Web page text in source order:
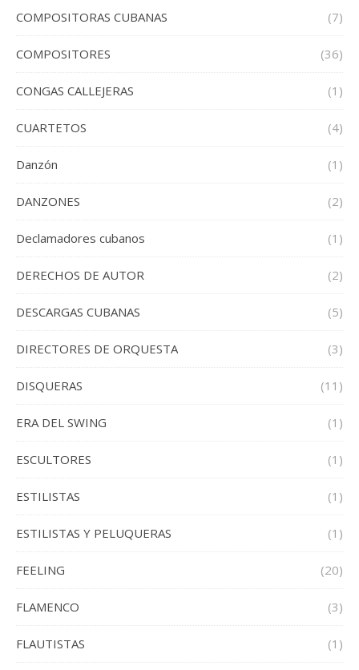
COMPOSITORAS CUBANAS (7)
COMPOSITORES (36)
CONGAS CALLEJERAS (1)
CUARTETOS (4)
Danzón (1)
DANZONES (2)
Declamadores cubanos (1)
DERECHOS DE AUTOR (2)
DESCARGAS CUBANAS (5)
DIRECTORES DE ORQUESTA (3)
DISQUERAS (11)
ERA DEL SWING (1)
ESCULTORES (1)
ESTILISTAS (1)
ESTILISTAS Y PELUQUERAS (1)
FEELING (20)
FLAMENCO (3)
FLAUTISTAS (1)